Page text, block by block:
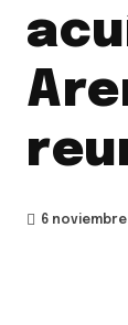
6 noviembre